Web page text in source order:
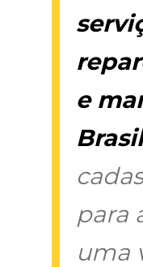
e
Brasil
para
uma